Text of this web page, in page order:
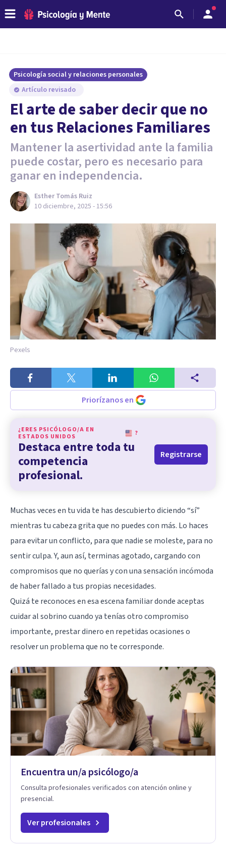
Psicología social y relaciones personales
Artículo revisado
El arte de saber decir que no
en tus Relaciones Familiares
Mantener la asertividad ante la familia
puede costar, pero es necesario para
ganar en independencia.
Esther Tomás Ruiz
10 diciembre, 2025 - 15:56
Pexels
Priorízanos en
¿ERES PSICÓLOGO/A EN
ESTADOS UNIDOS
?
Destaca entre toda tu
competencia
profesional.
Registrarse
Muchas veces en tu vida te has descubierto diciendo “sí”
mientras tu cabeza grita que no puedes con más. Lo haces
para evitar un conflicto, para que nadie se moleste, para no
sentir culpa. Y, aun así, terminas agotado, cargando con
compromisos que no querías y con una sensación incómoda
de haber fallado a tus propias necesidades.
Quizá te reconoces en esa escena familiar donde aceptas
cuidar al sobrino cuando ya tenías otro compromiso
importante, prestar dinero en repetidas ocasiones o
resolver un problema que no te corresponde.
Encuentra un/a psicólogo/a
Consulta profesionales verificados con atención online y
presencial.
Ver profesionales